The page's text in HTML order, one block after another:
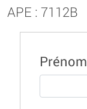
APE : 7112B
Prénom